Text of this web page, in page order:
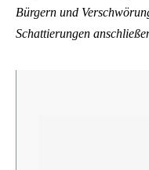
Bürgern und
Schattierungen